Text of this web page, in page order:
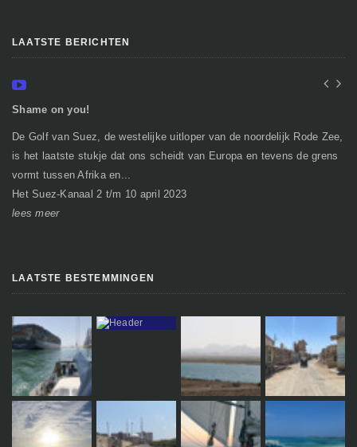
LAATSTE BERICHTEN
Shame on you!
De Golf van Suez, de westelijke uitloper van de noordelijk Rode Zee,
is het laatste stukje dat ons scheidt van Europa en tevens de grens
vormt tussen Afrika en...
Het Suez-Kanaal 2 t/m 10 april 2023
lees meer
LAATSTE BESTEMMINGEN